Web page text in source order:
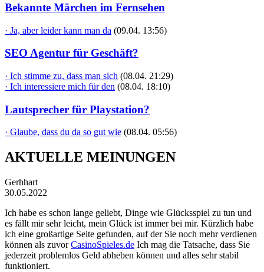
Bekannte Märchen im Fernsehen
· Ja, aber leider kann man da (09.04. 13:56)
SEO Agentur für Geschäft?
· Ich stimme zu, dass man sich (08.04. 21:29)
· Ich interessiere mich für den (08.04. 18:10)
Lautsprecher für Playstation?
· Glaube, dass du da so gut wie (08.04. 05:56)
AKTUELLE MEINUNGEN
Gerhhart
30.05.2022
Ich habe es schon lange geliebt, Dinge wie Glücksspiel zu tun und
es fällt mir sehr leicht, mein Glück ist immer bei mir. Kürzlich habe
ich eine großartige Seite gefunden, auf der Sie noch mehr verdienen
können als zuvorCasinoSpieles.de Ich mag die Tatsache, dass Sie
jederzeit problemlos Geld abheben können und alles sehr stabil
funktioniert.